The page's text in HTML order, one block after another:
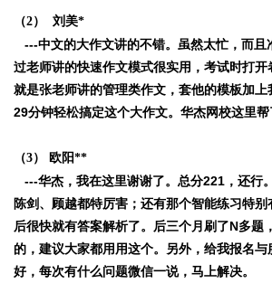
（2） 刘美*
---中文的大作文讲的不错。虽然太忙，而且
过老师讲的快速作文模式很实用，考试时打
就是张老师讲的管理类作文，套他的模板加上
29分钟轻松搞定这个大作文。华杰网校这里帮
（3） 欧阳**
---华杰，我在这里谢谢了。总分221，还行
陈剑、顾越都特厉害；还有那个智能练习特
后很快就有答案解析了。后三个月刷了N多题
的，建议大家都用用这个。另外，给我报名
好，每次有什么问题微信一说，马上解决。